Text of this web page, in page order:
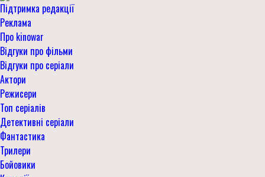
Підтримка редакції
Реклама
Про kinowar
Відгуки про фільми
Відгуки про серіали
Актори
Режисери
Топ серіалів
Детективні серіали
Фантастика
Трилери
Бойовики